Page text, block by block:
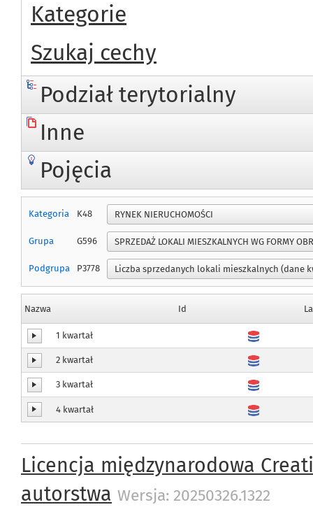
Kategorie
Szukaj cechy
Podział terytorialny
Inne
Pojęcia
Kategoria K48
Grupa G596
Podgrupa P3778
Nazwa Id
1 kwartał
2 kwartał
3 kwartał
4 kwartał
Licencja międzynarodowa
autorstwa Wersja: 20250326.1322